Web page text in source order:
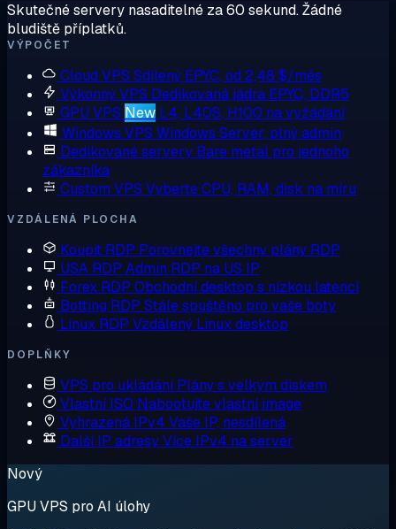
Skutečné servery nasaditelné za 60 sekund. Žádné
bludiště příplatků.
VÝPOČET
Cloud VPS Sdílený EPYC, od 2,48 $/měs
Výkonný VPS Dedikovaná jádra EPYC, DDR5
GPU VPS New L4, L40S, H100 na vyžádání
Windows VPS Windows Server, plný admin
Dedikované servery Bare metal pro jednoho
zákazníka
Custom VPS Vyberte CPU, RAM, disk na míru
VZDÁLENÁ PLOCHA
Koupit RDP Porovnejte všechny plány RDP
USA RDP Admin RDP na US IP
Forex RDP Obchodní desktop s nízkou latencí
Botting RDP Stále spuštěno pro vaše boty
Linux RDP Vzdálený Linux desktop
DOPLŇKY
VPS pro ukládání Plány s velkým diskem
Vlastní ISO Nabootujte vlastní image
Vyhrazená IPv4 Vaše IP, nesdílená
Další IP adresyVíce IPv4 na server
Nový
GPU VPS pro AI úlohy